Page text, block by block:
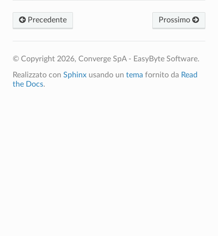
Precedente Prossimo
© Copyright 2026, Converge SpA - EasyByte Software.
Realizzato con Sphinxusando un tema fornito da Read
the Docs.